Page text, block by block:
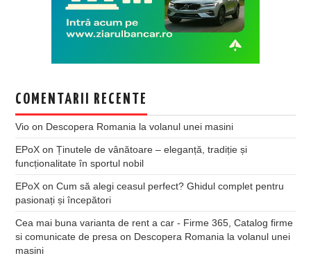
COMENTARII RECENTE
Vio on Descopera Romania la volanul unei masini
EPoX onȚinutele de vânătoare – eleganță, tradiție și
funcționalitate în sportul nobil
EPoX onCum să alegi ceasul perfect? Ghidul complet pentru
pasionați și începători
Cea mai buna varianta de rent a car - Firme 365, Catalog firme
si comunicate de presa on Descopera Romania la volanul unei
masini